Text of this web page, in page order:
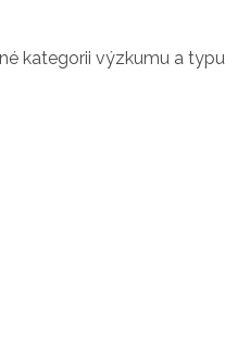
kategorii výzkumu a